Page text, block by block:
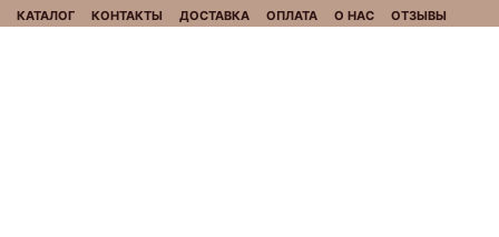
КАТАЛОГ КОНТАКТЫ ДОСТАВКА ОПЛАТА О НАС ОТЗЫВЫ